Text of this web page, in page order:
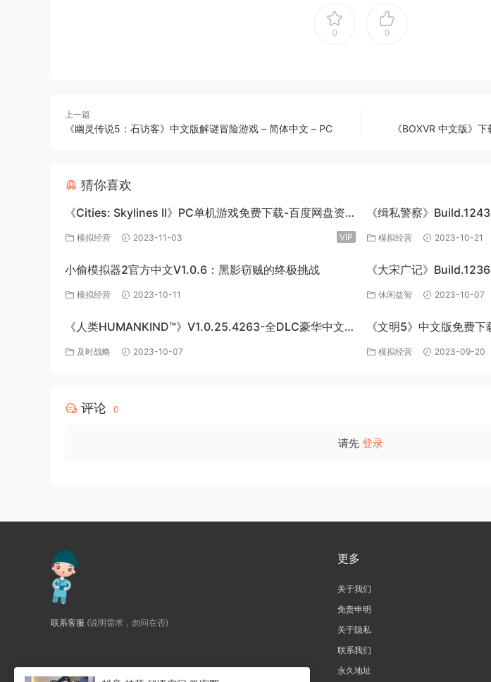
0 0
上一篇
《幽灵传说5：石访客》中文版解谜冒险游戏 – 简体中文 – PC 《BOXVR 中文版》
猜你喜欢
《Cities: Skylines II》PC单机游戏免费下载-百度网盘资
源 模拟经营 2023-11-03 VIP
《缉私警察》
DLC-官方中文-免费下载
模拟经营 2023-10-21
小偷模拟器2官方中文V1.0.6：黑影窃贼的终极挑战
模拟经营 2023-10-11
《大宋广记》
盘下载
休闲益智 2023-10-07
《人类HUMANKIND™》V1.0.25.4263-全DLC豪华中文
版-百度网盘免费下载
及时战略 2023-10-07
《文明5》中文版免费
模拟经营 2023-09-20
评论 0
请先 登录
联系客服 (说明需求，勿问在否)
更多
关于我们
免责申明
关于隐私
联系我们
永久地址